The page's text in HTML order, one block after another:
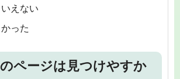
えない
った
ページは見つけやすか